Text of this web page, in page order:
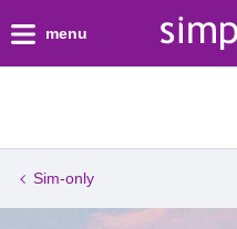
menu
Sim-only